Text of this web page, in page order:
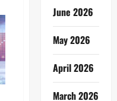
June 2026
May 2026
April 2026
March 2026